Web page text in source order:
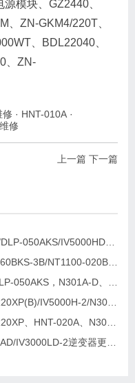
模块、GZ2440、
、ZN-GKM4/220T、
、BDL22040、
、ZN-
修 · HNT-010A ·
修
上一篇 下一篇
新疆、湖北、陕西SN2202KCD1S/DLP-050AKS/IV5000HD-2逆变器维修更换
2026年新疆，陕西省、西藏SNT-060BKS-3B/NT1100-020BKS/N303A-D逆变器维修找华科电源
2026年，广东，广西，湖北维修DLP-050AKS，N301A-D、SNT-060BKS-3B逆变器
辽宁省、河北省、浙江省GES-3K220XP(B)/IV5000H-2/N303AD逆变电源更换及维修
甘肃省、湖南省、江西省GES-3K220XP、HNT-020A、N303AD逆变器更换及维修
成都，重庆，西安DU5000H/N303AD/IV3000LD-2逆变器更换维修